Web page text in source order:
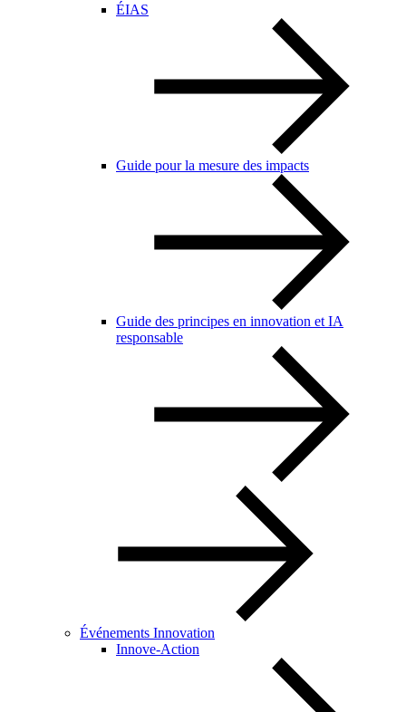
ÉIAS
Guide pour la mesure des impacts
Guide des principes en innovation et IA
responsable
Événements Innovation
Innove-Action